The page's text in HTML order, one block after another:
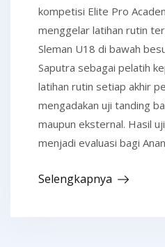
kompetisi Elite Pro
menggelar latihan rutin
Sleman U18 di bawah
Saputra sebagai pelatih
latihan rutin setiap akhir
mengadakan uji tanding
maupun eksternal. Hasil
menjadi evaluasi bagi
Selengkapnya